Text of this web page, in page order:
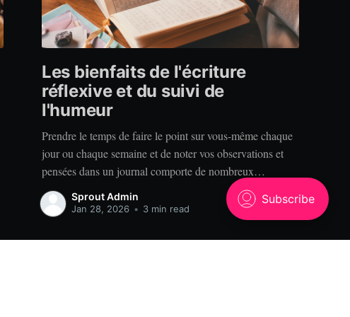
Les bienfaits de l'écriture
réflexive et du suivi de
l'humeur
Prendre le temps de faire le point sur vous-même chaque
jour ou chaque semaine et de noter vos observations et
pensées dans un journal comporte de nombreux
bénéfices. Alors, pourquoi tenir un journal? Clarté. Vous
est-il déjà arrivé de raconter votre expérience à quelqu’un
Sprout Admin
Jan 28, 2026 • 3 min read